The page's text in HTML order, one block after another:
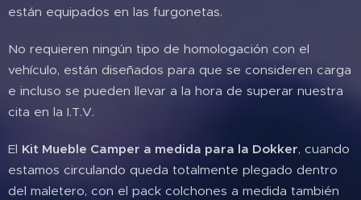
están equipados en las furgonetas.
No requieren ningún tipo de homologación con el
vehículo, están diseñados para que se consideren carga
e incluso se pueden llevar a la hora de superar nuestra
cita en la I.T.V.
El Kit Mueble Camper a medida para la Dokker, cuando
estamos circulando queda totalmente plegado dentro
del maletero, con el pack colchones a medida también